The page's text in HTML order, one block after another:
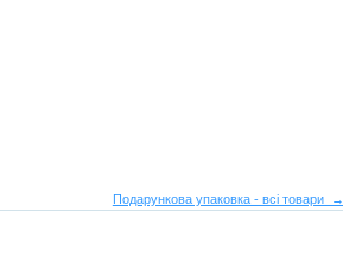
Подарункова упаковка - всі товари →